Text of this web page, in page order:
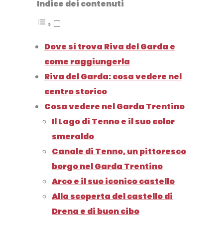
Indice dei contenuti
Dove si trova Riva del Garda e
come raggiungerla
Riva del Garda: cosa vedere nel
centro storico
Cosa vedere nel Garda Trentino
Il Lago di Tenno e il suo color
smeraldo
Canale di Tenno, un pittoresco
borgo nel Garda Trentino
Arco e il suo iconico castello
Alla scoperta del castello di
Drena e di buon cibo